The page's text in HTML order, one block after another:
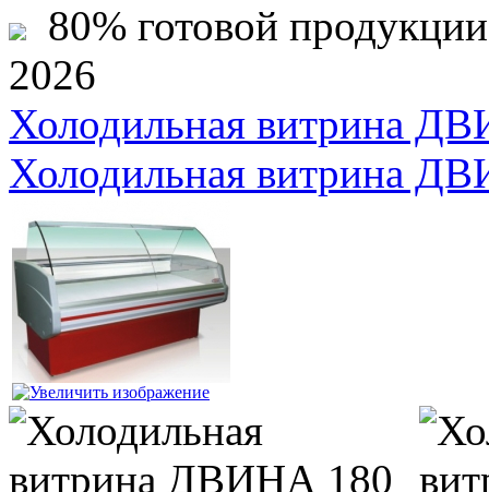
80% готовой
2026
Холодильная витрина
Холодильная витрина